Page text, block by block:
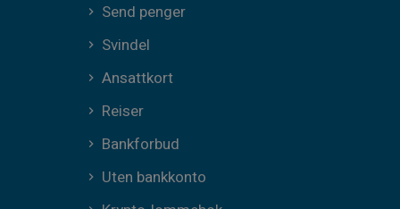
Send penger
Svindel
Ansattkort
Reiser
Bankforbud
Uten bankkonto